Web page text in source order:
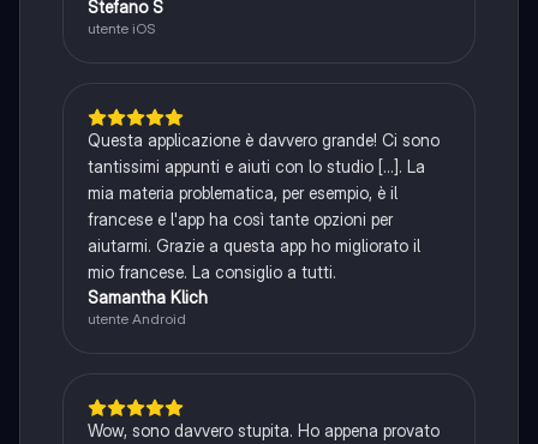
Stefano S
utente iOS
Questa applicazione è davvero grande! Ci sono
tantissimi appunti e aiuti con lo studio [...]. La
mia materia problematica, per esempio, è il
francese e l'app ha così tante opzioni per
aiutarmi. Grazie a questa app ho migliorato il
mio francese. La consiglio a tutti.
Samantha Klich
utente Android
Wow, sono davvero stupita. Ho appena provato